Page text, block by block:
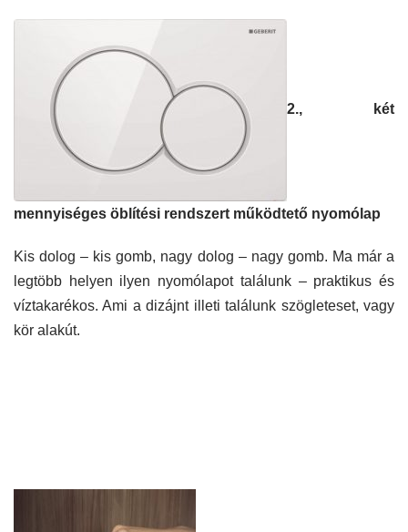
2., két
mennyiséges öblítési rendszert működtető nyomólap
Kis dolog – kis gomb, nagy dolog – nagy gomb. Ma már a
legtöbb helyen ilyen nyomólapot találunk – praktikus és
víztakarékos. Ami a dizájnt illeti találunk szögleteset, vagy
kör alakút.